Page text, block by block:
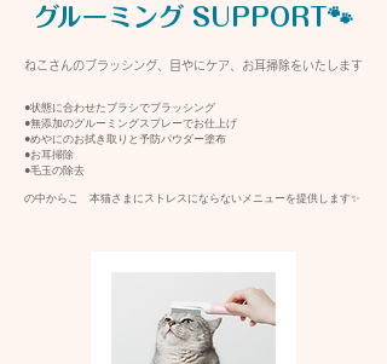
​グルーミング SUPPORT🐾
ねこさんのブラッシング、目やにケア、お耳掃除をいたします
●状態に合わせたブラシでブラッシング
●無添加のグルーミングスプレーでお仕上げ
●めやにのお拭き取りと予防パウダー塗布
●お耳掃除
●毛玉の除去
​の中からこ゚本猫さまにストレスにならないメニューを提供します✨️